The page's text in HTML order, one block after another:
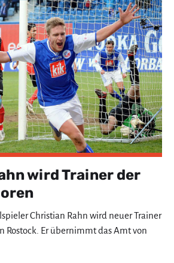
wird Trainer der
Christian Rahn wird neuer Trainer
Rostock. Er übernimmt das Amt von